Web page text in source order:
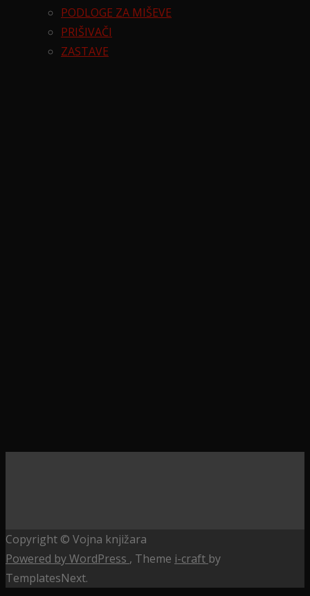
PODLOGE ZA MIŠEVE
PRIŠIVAČI
ZASTAVE
Copyright © Vojna knjižara
Powered by WordPress , Theme i-craft by
TemplatesNext.